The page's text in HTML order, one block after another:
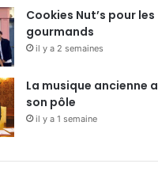
Cookies Nut’s pour les
gourmands
il y a 2 semaines
La musique ancienne a
son pôle
il y a 1 semaine